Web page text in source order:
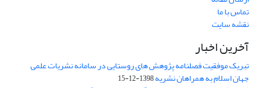
تماس با ما
نقشه سایت
آخرین اخبار
تبریک موفقیت فصلنامه پژوهش های روستایی در سامانه نشریات علمی
جهان اسلام به همراهان نشریه1398-12-15